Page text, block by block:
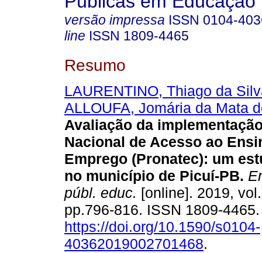
versão impressa ISSN 0104-
line ISSN 1809-4465
Resumo
LAURENTINO, Thiago da
ALLOUFA, Jomária da Mata
Avaliação da
Nacional de Acesso ao
Emprego (Pronatec): um
no município de Picuí-PB.
públ. educ. [online]. 2019,
pp.796-816. ISSN 1809-
https://doi.org/10.1590/s0104-
40362019002701468.